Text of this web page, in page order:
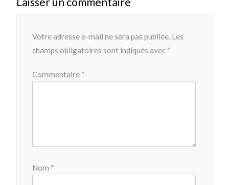
Votre adresse e-mail ne sera pas publiée. Les
champs obligatoires sont indiqués avec *
Commentaire *
Nom *